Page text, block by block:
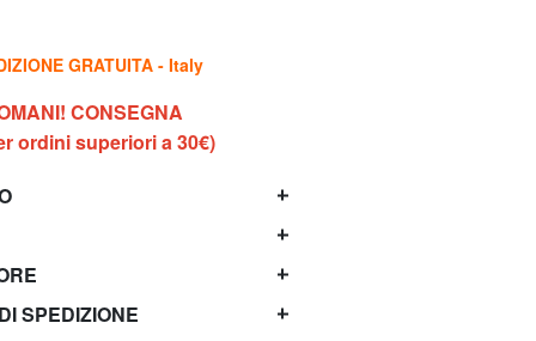
GRATUITA - Italy
CONSEGNA
ordini superiori a 30€)
SPEDIZIONE